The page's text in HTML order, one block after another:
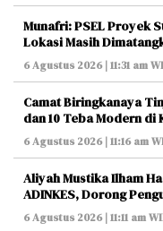
Munafri: PSEL Proyek
Lokasi Masih
6 Agustus 2026 | 11:31 am
Camat Biringkanaya
dan 10 Teba Modern di
6 Agustus 2026 | 11:16 am
Aliyah Mustika Ilham
ADINKES, Dorong
6 Agustus 2026 | 11:11 am